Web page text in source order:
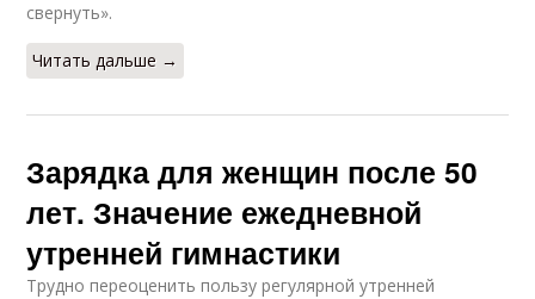
свернуть».
Читать дальше →
Зарядка для женщин после 50
лет. Значение ежедневной
утренней гимнастики
Трудно переоценить пользу регулярной утренней